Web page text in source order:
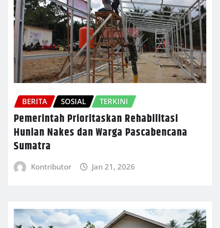
BERITA SOSIAL TERKINI
Pemerintah Prioritaskan Rehabilitasi
Hunian Nakes dan Warga Pascabencana
Sumatra
Kontributor Jan 21, 2026